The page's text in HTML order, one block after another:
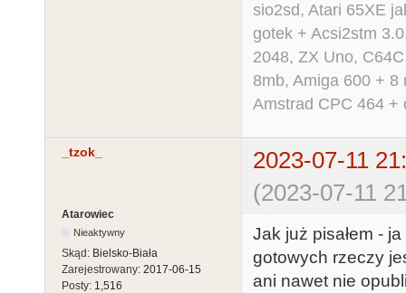
sio2sd, Atari 65XE
gotek + Acsi2stm
2048, ZX Uno,
8mb, Amiga 600 + 8
Amstrad CPC 464 +
_tzok_
2023-07-11
(2023-07-11
Atarowiec
Nieaktywny
Skąd: Bielsko-Biała
Zarejestrowany: 2017-06-15
Posty: 1,516
Jak już pisałem -
gotowych rzeczy
ani nawet nie